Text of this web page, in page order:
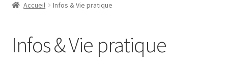
Gamme Sports & Loisirs
Accueil Infos & Vie pratique
Infos & Vie pratique